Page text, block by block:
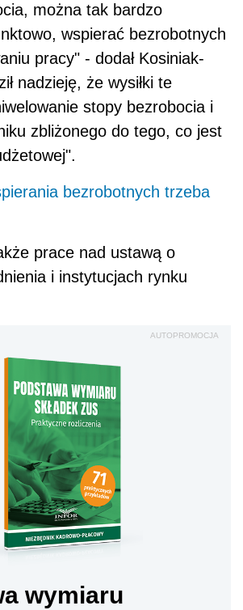
można tak bardzo
wspierać bezrobotnych
pracy" - dodał Kosiniak-
nadzieję, że wysiłki te
stopy bezrobocia i
zbliżonego do tego, co jest
bezrobotnych trzeba
prace nad ustawą o
i instytucjach rynku
AUTOPROMOCJA
wymiaru